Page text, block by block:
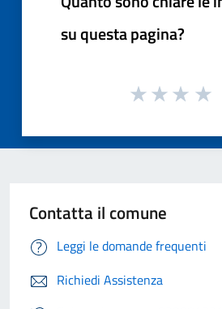
su questa pagina?
Contatta il comune
Leggi le domande frequenti
Richiedi Assistenza